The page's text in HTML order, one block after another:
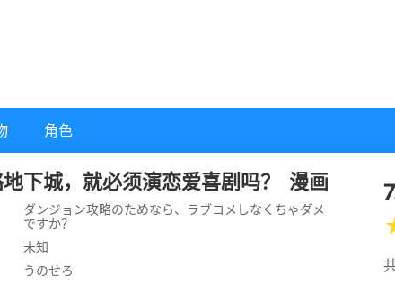
角色
下城，就必须演恋爱喜剧吗？ 漫画
ダンジョン攻略のためなら、ラブコメしなくちゃダメ
ですか？
未知
うのせろ